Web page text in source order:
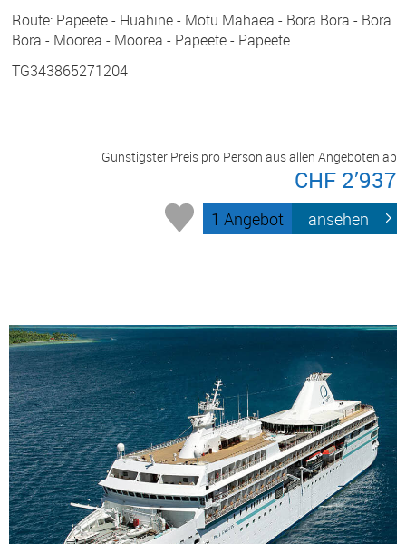
Route: Papeete - Huahine - Motu Mahaea - Bora Bora - Bora
Bora - Moorea - Moorea - Papeete - Papeete
TG343865271204
Günstigster Preis pro Person aus allen Angeboten ab
CHF 2’937
1 Angebot ansehen